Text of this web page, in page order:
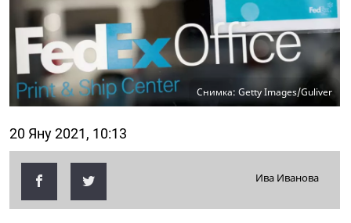
Снимка: Getty Images/Guliver
20 Яну 2021, 10:13
Ива Иванова